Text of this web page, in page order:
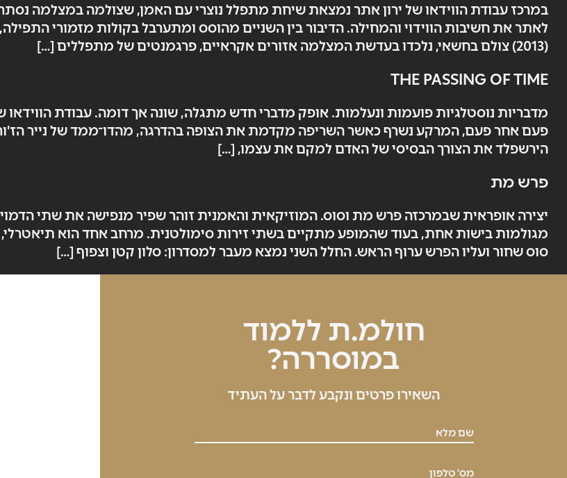
במרכז עבודת הווידאו של ירון אתר נמצאת שיחת מתפלל נוצרי עם האמן, שצולמה במצלמה
לאתר את חשיבות הווידוי והמחילה. הדיבור בין השניים מהוסס ומתערבל בקולות מזמורי
(2013) צולם בחשאי, נלכדו בעדשת המצלמה אזורים אקראיים, פרגמנטים של מתפללים […]
THE PASSING OF TIME
מדבריות נוסטלגיות פועמות ונעלמות. אופק מדברי חדש מתגלה, שונה אך דומה. עבודת
הירשפלד את הצורך הבסיסי של האדם למקם את עצמו, […]
פרש מת
יצירה אופראית שבמרכזה פרש מת וסוס. המוזיקאית והאמנית זוהר שפיר מנפישה את שתי
מגולמות בישות אחת, בעוד שהמופע מתקיים בשתי זירות סימולטנית. מרחב אחד הוא תיאטרלי,
סוס שחור ועליו הפרש ערוף הראש. החלל השני נמצא מעבר למסדרון: סלון קטן וצפוף […]
חולמ.ת ללמוד
במוסררה?
השאירו פרטים ונקבע לדבר על העתיד
שם מלא
מס' טלפון